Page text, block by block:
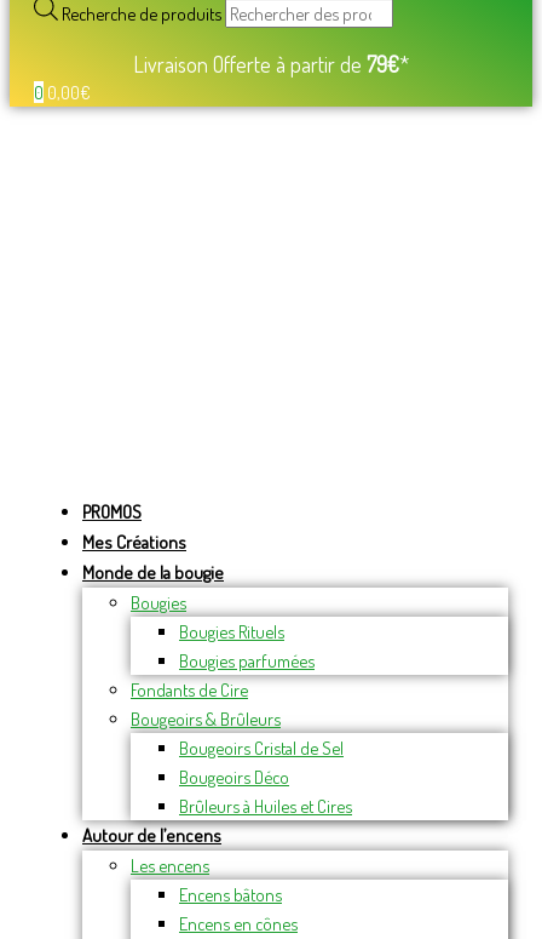
Recherche de produits
Livraison Offerte à partir de 79€*
0 0,00€
PROMOS
Mes Créations
Monde de la bougie
Bougies
Bougies Rituels
Bougies parfumées
Fondants de Cire
Bougeoirs & Brûleurs
Bougeoirs Cristal de Sel
Bougeoirs Déco
Brûleurs à Huiles et Cires
Autour de l’encens
Les encens
Encens bâtons
Encens en cônes